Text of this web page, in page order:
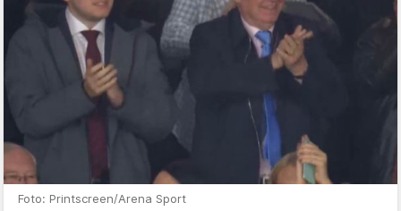
Foto: Printscreen/Arena Sport